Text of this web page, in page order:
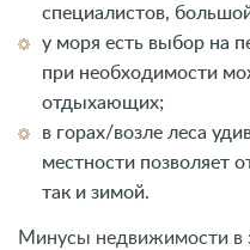
специалистов,
у моря есть выбор на
при необходимости
отдыхающих;
в горах/возле леса
местности позволяет
так и зимой.
Минусы недвижимости в